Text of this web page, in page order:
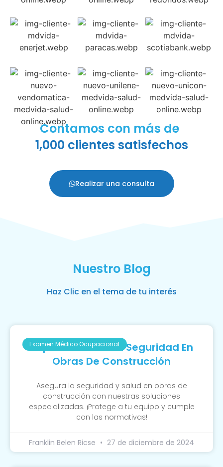
Contamos con más de
1,000 clientes satisfechos
Realizar una consulta
Nuestro Blog
Haz Clic en el tema de tu interés
Examen Médico Ocupacional
Importancia De La Seguridad En
Obras De Construcción
Asegura la seguridad y salud en obras de
construcción con nuestras soluciones
especializadas. ¡Protege a tu equipo y cumple
con las normativas!
Franklin Belen Ricse 27 de diciembre de 2024